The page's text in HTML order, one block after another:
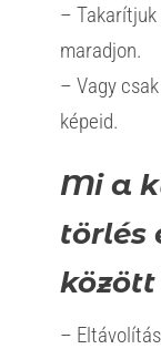
– Takarítjuk
maradjon.
– Vagy
képeid.
Mi a
törlés
–